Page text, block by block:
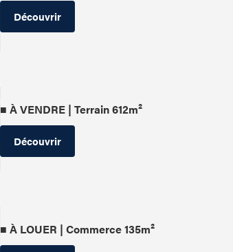
Découvrir
■ À VENDRE | Terrain 612m²
Découvrir
■ À LOUER | Commerce 135m²